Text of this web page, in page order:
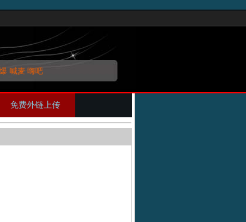
喊麦 嗨吧
免费外链上传